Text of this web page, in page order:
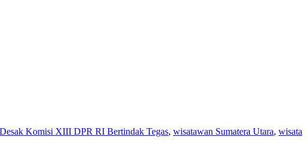
Komisi XIII DPR RI Bertindak Tegas, wisatawan Sumatera Utara, wisata